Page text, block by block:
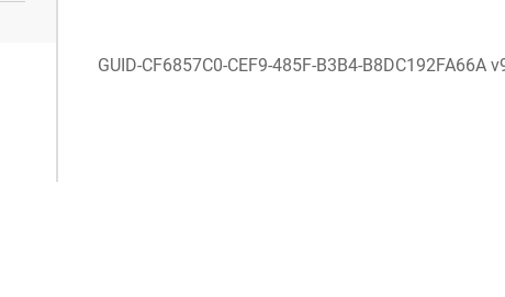
GUID-CF6857C0-CEF9-485F-B3B4-B8DC192FA66A